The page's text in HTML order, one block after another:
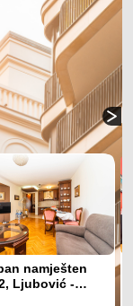
namješten
Ljubović -